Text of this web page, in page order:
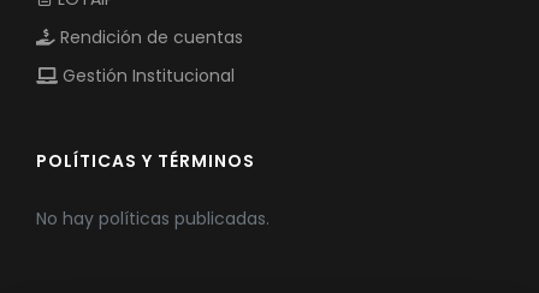
Rendición de cuentas
Gestión Institucional
POLÍTICAS Y TÉRMINOS
No hay políticas publicadas.